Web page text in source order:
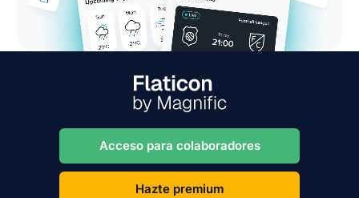
Acceso para colaboradores
Hazte premium